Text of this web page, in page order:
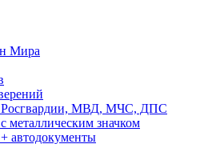
Мира
Росгвардии, МВД, МЧС, ДПС
металлическим значком
автодокументы